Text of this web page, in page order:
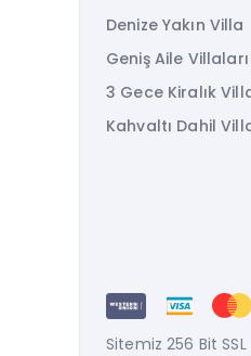
Denize Yakın Villa
Geniş Aile Villaları
3 Gece Kiralık
Kahvaltı Dahil
Sitemiz 256 Bit